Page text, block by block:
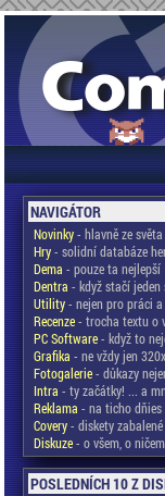
NAVIGÁTOR
Novinky- hlavně ze světa
Hry- solidní databáze
Dema - pouze ta nejlepší
Dentra - když stačí jeden
Utility- nejen pro práci
Recenze- trocha textu o
PC Software- když to
Grafika - ne vždy jen
Fotogalerie- důkazy
Intra - ty začátky! ... a
Reklama - na ticho
Covery- diskety
Diskuze- o všem, o
POSLEDNÍCH 10 Z